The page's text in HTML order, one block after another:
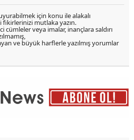
için konu ile alakalı
fikirlerinizi mutlaka yazın.
cümleler veya imalar, inançlara saldırı
ve büyük harflerle yazılmış yorumlar